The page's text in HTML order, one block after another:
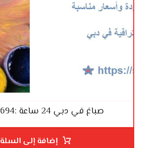
صباغ في دبي 24 ساعة :0553996694
إضافة إلى السلة